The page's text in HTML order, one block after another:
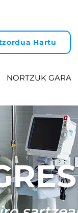
Hartu
NORTZUK GARA